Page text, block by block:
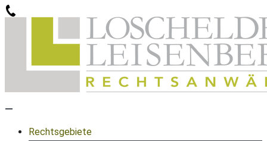
Zum
Rechtsgebiete